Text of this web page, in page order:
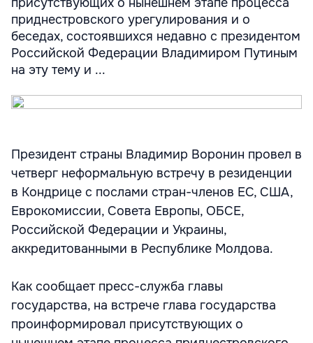
приднестровского урегулирования и о
беседах, состоявшихся недавно с президентом
Российской Федерации Владимиром Путиным
на эту тему и ...
Президент страны Владимир Воронин провел в
четверг неформальную встречу в резиденции
в Кондрице с послами стран-членов ЕС, США,
Еврокомиссии, Совета Европы, ОБСЕ,
Российской Федерации и Украины,
аккредитованными в Республике Молдова.
Как сообщает пресс-служба главы
государства, на встрече глава государства
проинформировал присутствующих о